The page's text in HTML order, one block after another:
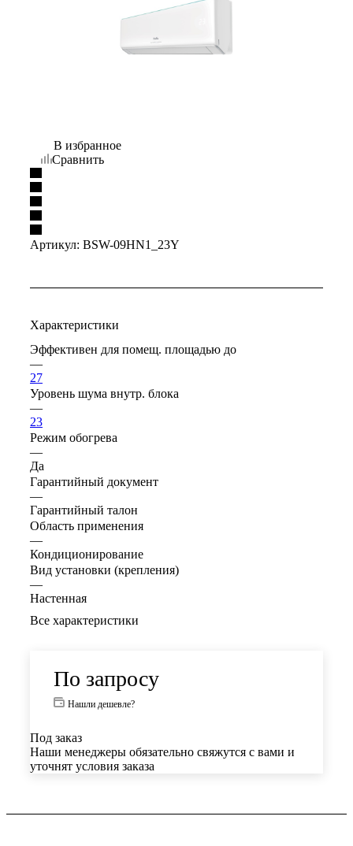
В избранное
Сравнить
Артикул: BSW-09HN1_23Y
Характеристики
Эффективен для помещ. площадью до
—
27
Уровень шума внутр. блока
—
23
Режим обогрева
—
Да
Гарантийный документ
—
Гарантийный талон
Область применения
—
Кондиционирование
Вид установки (крепления)
—
Настенная
Все характеристики
По запросу
Нашли дешевле?
Под заказ
Наши менеджеры обязательно свяжутся с вами и
уточнят условия заказа